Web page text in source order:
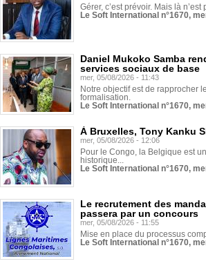
Gérer, c’est prévoir. Mais là
Le Soft International n°1670,
Daniel Mukoko Samba
services sociaux de base
mer, 05/08/2026 - 11:43
Notre objectif est de rapprocher
formalisation.
Le Soft International n°1670,
À Bruxelles, Tony Kanku
mer, 05/08/2026 - 12:06
Pour le Congo, la Belgique est
historique...
Le Soft International n°1670,
Le recrutement des
passera par un concours
mer, 05/08/2026 - 11:55
Mise en place du processus
Le Soft International n°1670,